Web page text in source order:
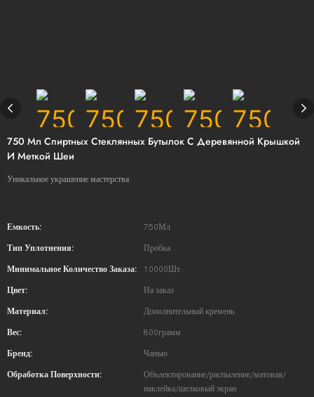
750 Мл Спиртных Стеклянных Бутылок С Деревянной Крышкой
И Меткой Шеи
Уникальное украшение мастерства
Емкость: 750Мл
Тип Уплотнения: Пробка
Минимальное Количество Заказа: 10000Шт.
Цвет: На заказ
Материал: Дополнительный кремень
Вес: 800грамм
Бренд: Чанъю
Обработка Поверхности:
Обълектирование/распыление/матовая/
наклейка/шелковый экран